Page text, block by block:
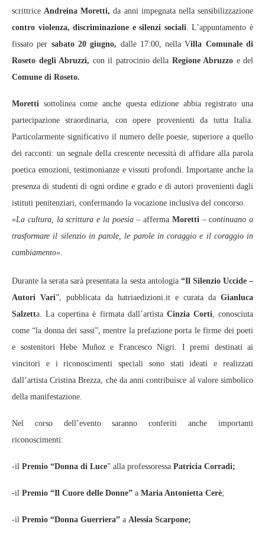
scrittriceAndreina Moretti, da anni impegnata nella sensibilizzazione
contro violenza, discriminazione e silenzi sociali. L’appuntamento è
fissato per sabato 20 giugno, dalle 17:00, nella Villa Comunale di
Roseto degli Abruzzi, con il patrocinio della Regione Abruzzo e del
Comune di Roseto.
Moretti sottolinea come anche questa edizione abbia registrato una
partecipazione straordinaria, con opere provenienti da tutta Italia.
Particolarmente significativo il numero delle poesie, superiore a quello
dei racconti: un segnale della crescente necessità di affidare alla parola
poetica emozioni, testimonianze e vissuti profondi. Importante anche la
presenza di studenti di ogni ordine e grado e di autori provenienti dagli
istituti penitenziari, confermando la vocazione inclusiva del concorso.
«La cultura, la scrittura e la poesia– afferma Moretti– continuano a
trasformare il silenzio in parole, le parole in coraggio e il coraggio in
cambiamento».
Durante la serata sarà presentata la sesta antologia “Il Silenzio Uccide –
Autori Vari”, pubblicata da hatriaedizioni.it e curata da Gianluca
Salzetta. La copertina è firmata dall’artistaCinzia Corti, conosciuta
come “la donna dei sassi”, mentre la prefazione porta le firme dei poeti
e sostenitori Hebe Muñoz e Francesco Nigri. I premi destinati ai
vincitori e i riconoscimenti speciali sono stati ideati e realizzati
dall’artista Cristina Brezza, che da anni contribuisce al valore simbolico
della manifestazione.
Nel corso dell’evento saranno conferiti anche importanti
riconoscimenti:
-il Premio “Donna di Luce” alla professoressa Patricia Corradi;
-il Premio “Il Cuore delle Donne” a Maria Antonietta Cerè;
-il Premio “Donna Guerriera” a Alessia Scarpone;